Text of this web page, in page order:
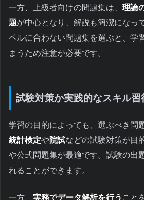
一方、上級者向けの問題集は、 理論
題が中心となり、解説も簡潔になっ
ベルに合わない問題集を選ぶと、学
まうため注意が必要です。
試験対策か実践的なスキル習
学習の目的によっても、選ぶべき問
統計検定や院試などの試験対策が目
や公式問題集が最適です。試験の出
れることができます。
一方、 実務でデータ解析を行う こと